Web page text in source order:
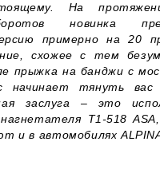
На
новинка
примерно на 20
схожее с тем
прыжка на банджи с
начинает тянуть вас
заслуга – это
T1-518
и в автомобилях